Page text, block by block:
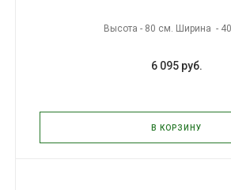
Высота - 80 см. Ширина -
6 095 руб.
В КОРЗИНУ